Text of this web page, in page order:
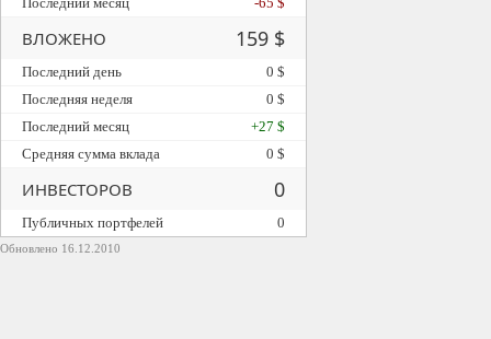
Обновлено 16.12.2010
ВЛОЖЕНО 159 $
Последний день
0 $
Последняя неделя
0 $
Последний месяц
+27 $
Средняя сумма вклада
0 $
ИНВЕСТОРОВ 0
Публичных портфелей 0